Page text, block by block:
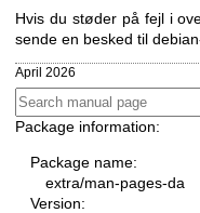
Hvis du støder på fejl i
sende en besked til
April 2026
Package information:
Package name:
extra/man-pages-da
Version: